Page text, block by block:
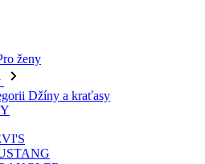
ženy
Džíny a kraťasy